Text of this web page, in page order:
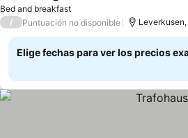
Bed and breakfast
/ Puntuación no disponible Leverkusen,
Elige fechas para ver los precios